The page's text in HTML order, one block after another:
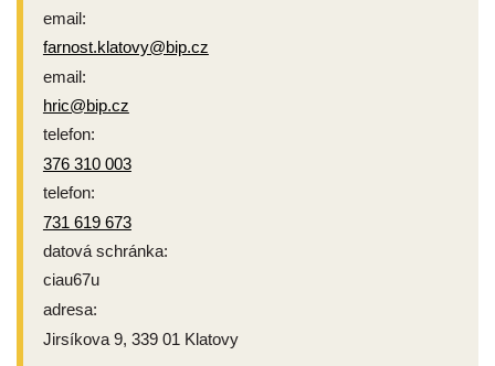
email:
farnost.klatovy@bip.cz
email:
hric@bip.cz
telefon:
376 310 003
telefon:
731 619 673
datová schránka:
ciau67u
adresa:
Jirsíkova 9, 339 01 Klatovy